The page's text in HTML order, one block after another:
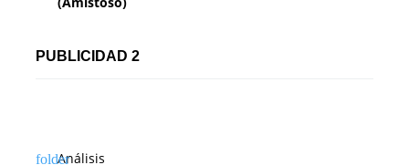
PUBLICIDAD 2
Análisis